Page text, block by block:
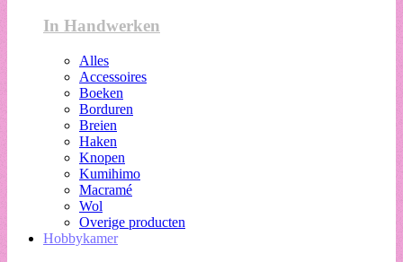
In Handwerken
Alles
Accessoires
Boeken
Borduren
Breien
Haken
Knopen
Kumihimo
Macramé
Wol
Overige producten
Hobbykamer